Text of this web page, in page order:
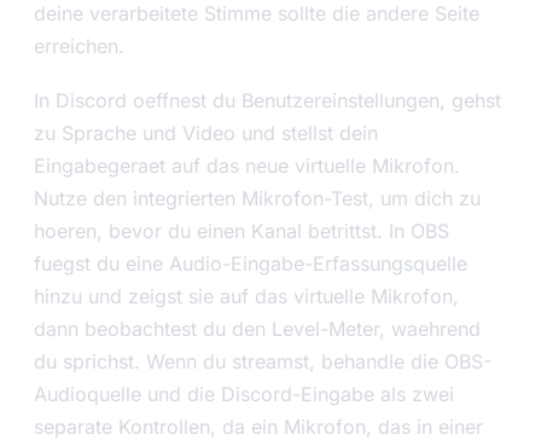
deine verarbeitete Stimme sollte die andere Seite
erreichen.
In Discord oeffnest du Benutzereinstellungen, gehst
zu Sprache und Video und stellst dein
Eingabegeraet auf das neue virtuelle Mikrofon.
Nutze den integrierten Mikrofon-Test, um dich zu
hoeren, bevor du einen Kanal betrittst. In OBS
fuegst du eine Audio-Eingabe-Erfassungsquelle
hinzu und zeigst sie auf das virtuelle Mikrofon,
dann beobachtest du den Level-Meter, waehrend
du sprichst. Wenn du streamst, behandle die OBS-
Audioquelle und die Discord-Eingabe als zwei
separate Kontrollen, da ein Mikrofon, das in einer